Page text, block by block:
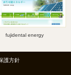
fujidental energy
護方針